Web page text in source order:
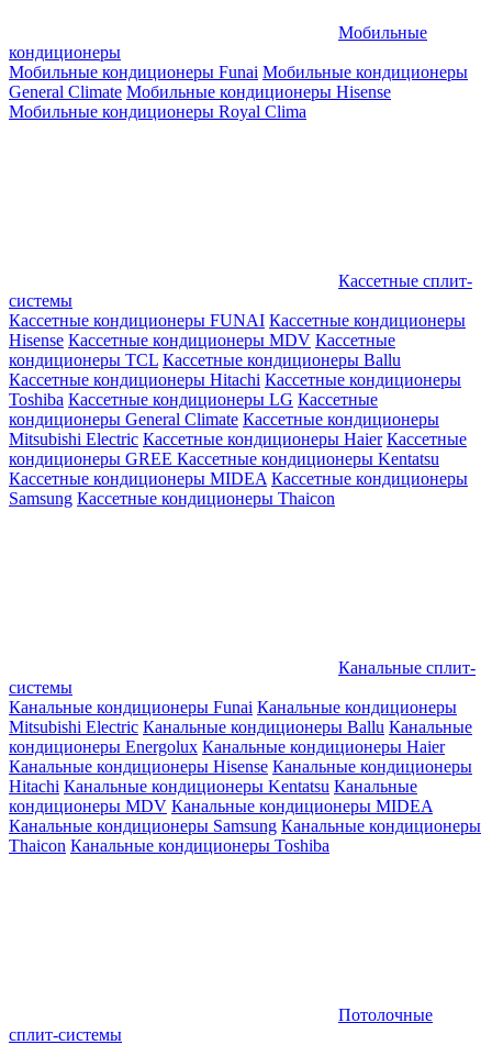
Мобильные
кондиционеры
Мобильные кондиционеры Funai Мобильные кондиционеры
General Climate Мобильные кондиционеры Hisense
Мобильные кондиционеры Royal Clima
Кассетные сплит-
системы
Кассетные кондиционеры FUNAI Кассетные кондиционеры
Hisense Кассетные кондиционеры MDV Кассетные
кондиционеры TCL Кассетные кондиционеры Ballu
Кассетные кондиционеры Hitachi Кассетные кондиционеры
Toshiba Кассетные кондиционеры LG Кассетные
кондиционеры General Climate Кассетные кондиционеры
Mitsubishi Electric Кассетные кондиционеры Haier Кассетные
кондиционеры GREE Кассетные кондиционеры Kentatsu
Кассетные кондиционеры MIDEA Кассетные кондиционеры
Samsung Кассетные кондиционеры Thaicon
Канальные сплит-
системы
Канальные кондиционеры Funai Канальные кондиционеры
Mitsubishi Electric Канальные кондиционеры Ballu Канальные
кондиционеры Energolux Канальные кондиционеры Haier
Канальные кондиционеры Hisense Канальные кондиционеры
Hitachi Канальные кондиционеры Kentatsu Канальные
кондиционеры MDV Канальные кондиционеры MIDEA
Канальные кондиционеры Samsung Канальные кондиционеры
Thaicon Канальные кондиционеры Toshiba
Потолочные
сплит-системы